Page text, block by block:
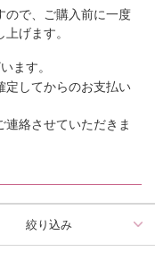
ので、ご購入前に一度
げます。
ます。
定してからのお支払い
絡させていただきま
絞り込み